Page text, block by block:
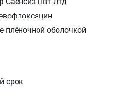
плёночной оболочкой
срок